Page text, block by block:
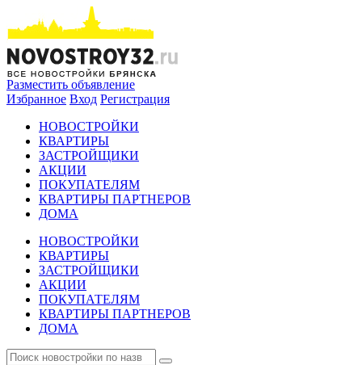
Разместить объявление
Избранное Вход Регистрация
НОВОСТРОЙКИ
КВАРТИРЫ
ЗАСТРОЙЩИКИ
АКЦИИ
ПОКУПАТЕЛЯМ
КВАРТИРЫ ПАРТНЕРОВ
ДОМА
НОВОСТРОЙКИ
КВАРТИРЫ
ЗАСТРОЙЩИКИ
АКЦИИ
ПОКУПАТЕЛЯМ
КВАРТИРЫ ПАРТНЕРОВ
ДОМА